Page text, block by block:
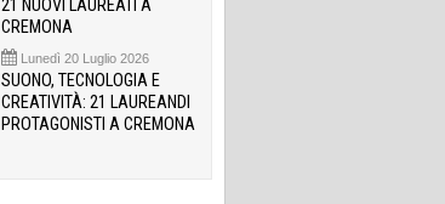
21 NUOVI LAUREATI A
CREMONA
Lunedì 20 Luglio 2026
SUONO, TECNOLOGIA E
CREATIVITÀ: 21 LAUREANDI
PROTAGONISTI A CREMONA